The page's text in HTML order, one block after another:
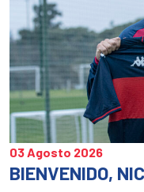
03 Agosto 2026
BIENVENIDO,